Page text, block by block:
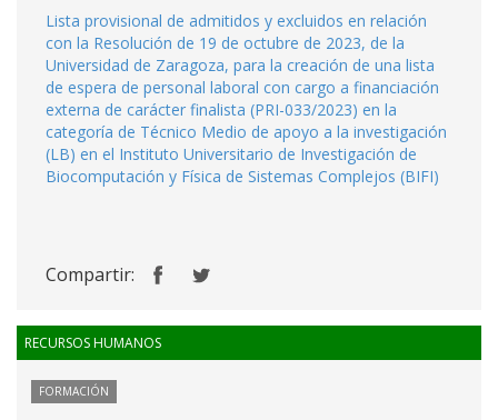
Lista provisional de admitidos y excluidos en relación
con la Resolución de 19 de octubre de 2023, de la
Universidad de Zaragoza, para la creación de una lista
de espera de personal laboral con cargo a financiación
externa de carácter finalista (PRI-033/2023) en la
categoría de Técnico Medio de apoyo a la investigación
(LB) en el Instituto Universitario de Investigación de
Biocomputación y Física de Sistemas Complejos (BIFI)
Compartir:
RECURSOS HUMANOS
FORMACIÓN